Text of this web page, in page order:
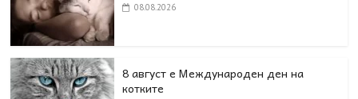
08.08.2026
8 август е Международен ден на
котките